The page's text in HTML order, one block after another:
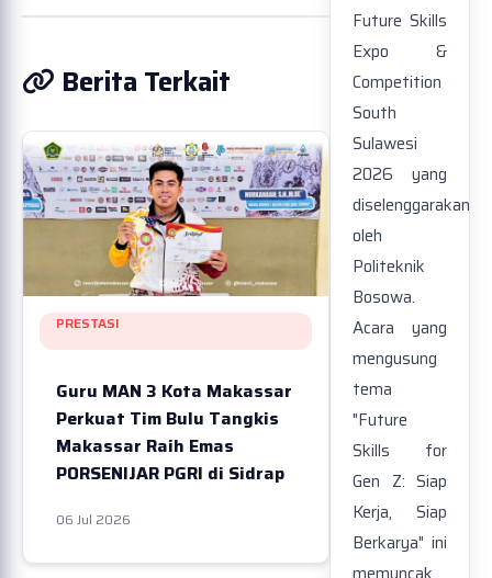
Future Skills
Expo &
Competition
South
Sulawesi
2026 yang
diselenggarakan
oleh
Politeknik
Bosowa.
Acara yang
mengusung
tema
"Future
Skills for
Gen Z: Siap
Kerja, Siap
Berkarya" ini
Berita Terkait
PRESTASI
Guru MAN 3 Kota Makassar
Perkuat Tim Bulu Tangkis
Makassar Raih Emas
PORSENIJAR PGRI di Sidrap
06 Jul 2026